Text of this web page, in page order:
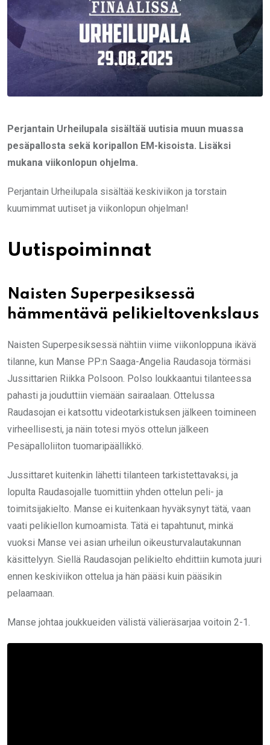
Perjantain Urheilupala sisältää uutisia muun muassa
pesäpallosta sekä koripallon EM-kisoista. Lisäksi
mukana viikonlopun ohjelma.
Perjantain Urheilupala sisältää keskiviikon ja torstain
kuumimmat uutiset ja viikonlopun ohjelman!
Uutispoiminnat
Naisten Superpesiksessä
hämmentävä pelikieltovenkslaus
Naisten Superpesiksessä nähtiin viime viikonloppuna ikävä
tilanne, kun Manse PP:n Saaga-Angelia Raudasoja törmäsi
Jussittarien Riikka Polsoon. Polso loukkaantui tilanteessa
pahasti ja jouduttiin viemään sairaalaan. Ottelussa
Raudasojan ei katsottu videotarkistuksen jälkeen toimineen
virheellisesti, ja näin totesi myös ottelun jälkeen
Pesäpalloliiton tuomaripäällikkö.
Jussittaret kuitenkin lähetti tilanteen tarkistettavaksi, ja
lopulta Raudasojalle tuomittiin yhden ottelun peli- ja
toimitsijakielto. Manse ei kuitenkaan hyväksynyt tätä, vaan
vaati pelikiellon kumoamista. Tätä ei tapahtunut, minkä
vuoksi Manse vei asian urheilun oikeusturvalautakunnan
käsittelyyn. Siellä Raudasojan pelikielto ehdittiin kumota juuri
ennen keskiviikon ottelua ja hän pääsi kuin pääsikin
pelaamaan.
Manse johtaa joukkueiden välistä välieräsarjaa voitoin 2-1.